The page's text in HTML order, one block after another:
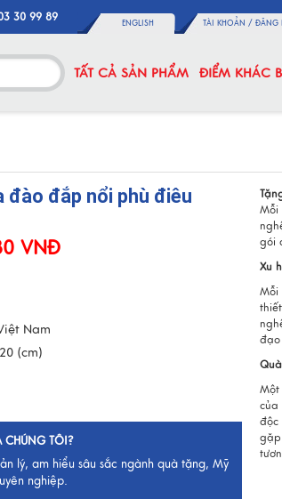
30 99 89 ENGLISH TÀI KHOẢN / ĐĂNG
TẤT CẢ SẢN PHẨM ĐIỂM KHÁC
đào đắp nổi phù điêu
VNĐ
Nam
(cm)
CHÚNG TÔI?
lý, am hiểu sâu sắc ngành quà tặng, Mỹ
nghiệp.
Mỗi
gói
Xu
Mỗi
Một
của
độc